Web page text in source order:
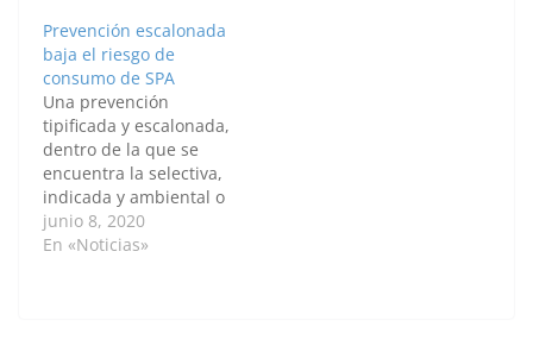
Prevención escalonada
baja el riesgo de
consumo de SPA
Una prevención
tipificada y escalonada,
dentro de la que se
encuentra la selectiva,
indicada y ambiental o
comunitaria, ha
demostrado ser más
junio 8, 2020
En «Noticias»